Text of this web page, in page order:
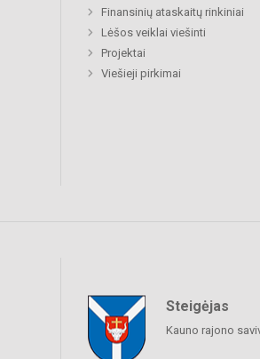
Finansinių ataskaitų rinkiniai
Lėšos veiklai viešinti
Projektai
Viešieji pirkimai
Steigėjas
Kauno rajono